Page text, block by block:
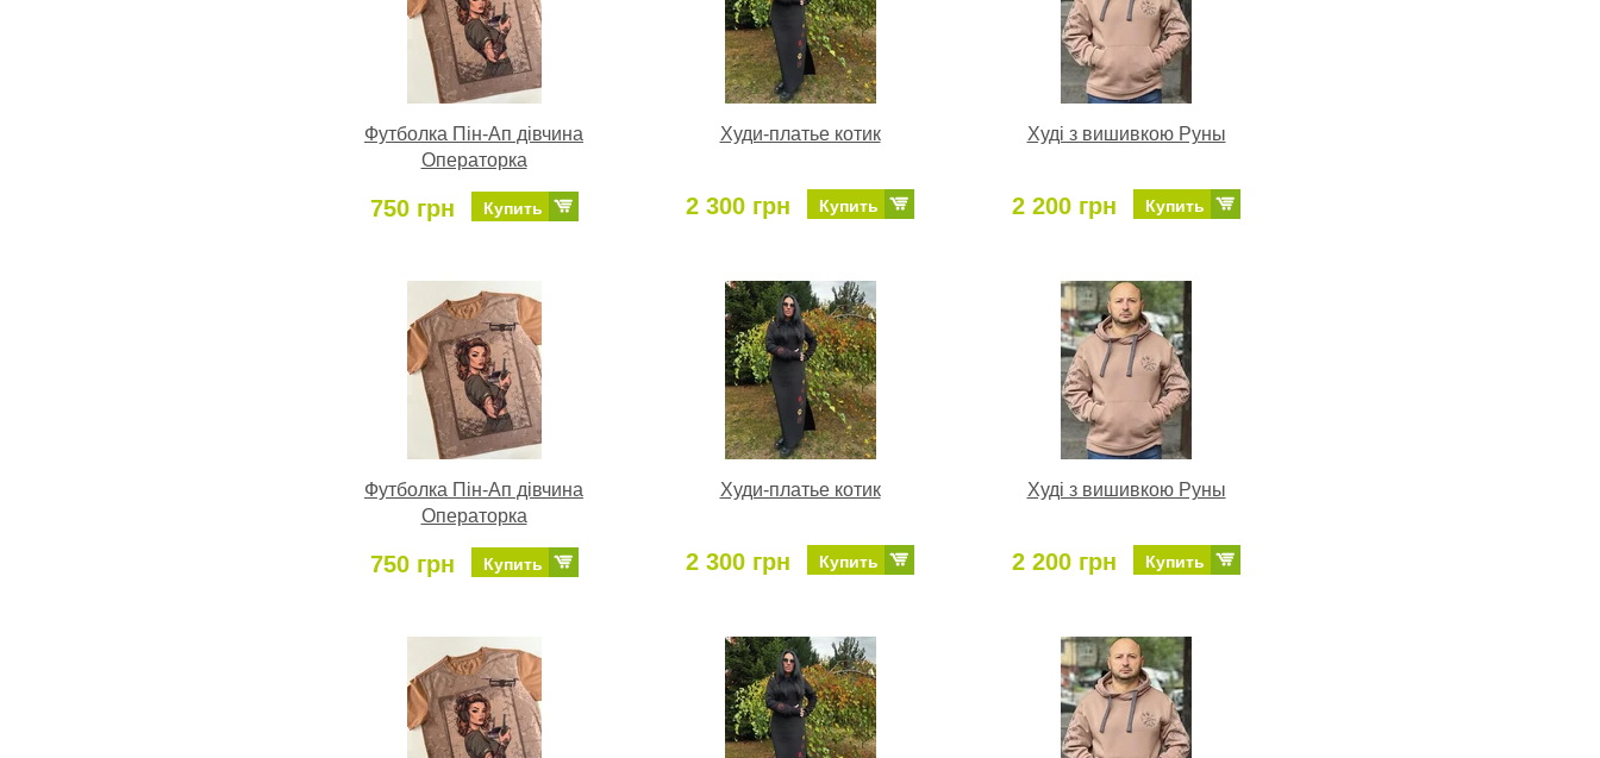
Футболка Пін-Ап дівчина
Операторка
750 грн Купить
Худи-платье котик
2 300 грн Купить
Худі з вишивкою Руны
2 200 грн Купить
Футболка Пін-Ап дівчина
Операторка
750 грн Купить
Худи-платье котик
2 300 грн Купить
Худі з вишивкою Руны
2 200 грн Купить